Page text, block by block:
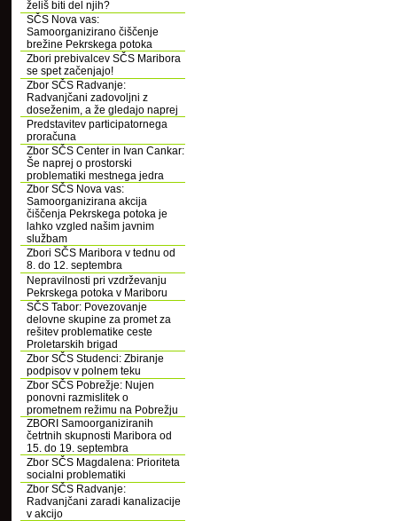
želiš biti del njih?
SČS Nova vas:
Samoorganizirano čiščenje
brežine Pekrskega potoka
Zbori prebivalcev SČS Maribora
se spet začenjajo!
Zbor SČS Radvanje:
Radvanjčani zadovoljni z
doseženim, a že gledajo naprej
Predstavitev participatornega
proračuna
Zbor SČS Center in Ivan Cankar:
Še naprej o prostorski
problematiki mestnega jedra
Zbor SČS Nova vas:
Samoorganizirana akcija
čiščenja Pekrskega potoka je
lahko vzgled našim javnim
službam
Zbori SČS Maribora v tednu od
8. do 12. septembra
Nepravilnosti pri vzdrževanju
Pekrskega potoka v Mariboru
SČS Tabor: Povezovanje
delovne skupine za promet za
rešitev problematike ceste
Proletarskih brigad
Zbor SČS Studenci: Zbiranje
podpisov v polnem teku
Zbor SČS Pobrežje: Nujen
ponovni razmislitek o
prometnem režimu na Pobrežju
ZBORI Samoorganiziranih
četrtnih skupnosti Maribora od
15. do 19. septembra
Zbor SČS Magdalena: Prioriteta
socialni problematiki
Zbor SČS Radvanje:
Radvanjčani zaradi kanalizacije
v akcijo